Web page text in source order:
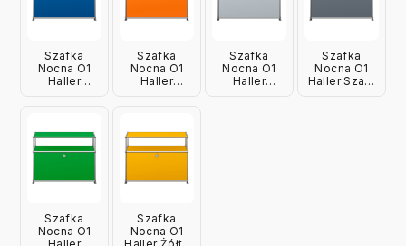
Szafka
Nocna O1
Haller
Szafka
Nocna O1
Haller
Szafka
Nocna O1
Haller
Szafka
Nocna O1
Haller Szara
Szafka
Nocna O1
Szafka
Nocna O1